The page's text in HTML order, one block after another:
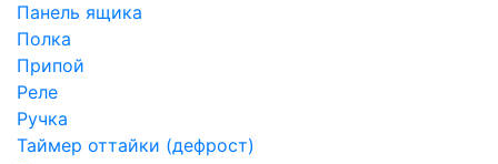
Панель ящика
Полка
Припой
Реле
Ручка
Таймер оттайки (дефрост)